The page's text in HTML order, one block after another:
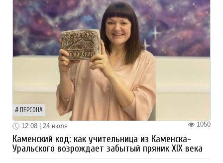
ПЕРСОНА
1050
12:08 | 24 июля
Каменский код: как учительница из Каменска-
Уральского возрождает забытый пряник XIX века